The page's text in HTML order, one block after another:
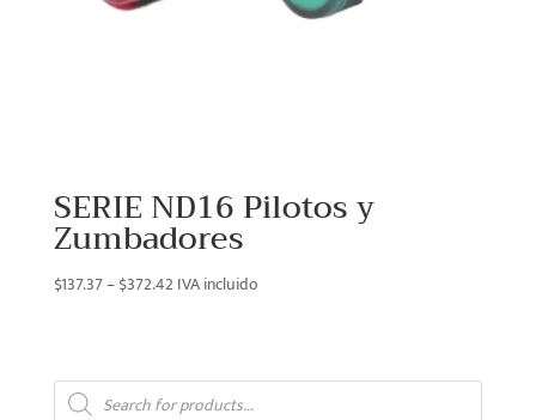
SERIE ND16 Pilotos y
Zumbadores
$137.37–$372.42Price
$372.42
IVA incluido
Products
search